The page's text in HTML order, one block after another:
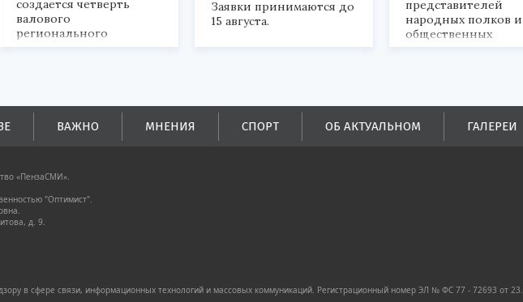
создается четверть
валового
регионального
продукта и
бюджеты всех уровней.
Заявки принимаются до
15 августа.
представителей
народных полков и
общественных
объединений.
ВАЖНО МНЕНИЯ СПОРТ ОБ АКТУАЛЬНОМ ГАЛЕРЕИ
«ПензаСМИ».
"Оптимист".
д. 9.
в сфере связи, информационных технологий и массовых коммуникаций. Регистрационный номер ЭЛ № ФС 77 - 72693 от